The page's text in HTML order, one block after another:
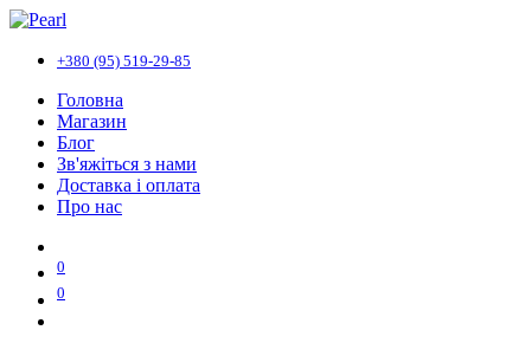
+380 (95) 519-29-85
Головна
Магазин
Блог
Зв'яжіться з нами
Доставка і оплата
Про нас
0
0